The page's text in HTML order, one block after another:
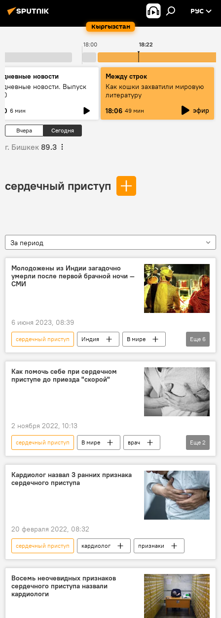
Кыргызстан
РУС
18:00 18:22
новости
новости. Выпуск
6 мин
Между строк
Как кошки захватили мировую
литературу
18:06 49 мин эфир
Вчера Сегодня
г. Бишкек 89.3
сердечный приступ
За период
Молодожены из Индии загадочно
умерли после первой брачной ночи —
СМИ
6 июня 2023, 08:39
сердечный приступ Индия
В мире
Происшествия
гибель
супруги
молодожены
смерть полиция
Еще 6
Как помочь себе при сердечном
приступе до приезда "скорой"
2 ноября 2022, 10:13
сердечный приступ В мире
врач
скорая помощь
помощь
Еще 2
Кардиолог назвал 3 ранних признака
сердечного приступа
20 февраля 2022, 08:32
сердечный приступ кардиолог признаки
Восемь неочевидных признаков
сердечного приступа назвали
кардиологи